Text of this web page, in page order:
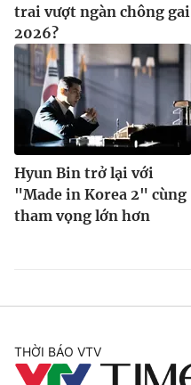
trai vượt ngàn chông gai
2026?
Hyun Bin trở lại với
"Made in Korea 2" cùng
tham vọng lớn hơn
THỜI BÁO VTV